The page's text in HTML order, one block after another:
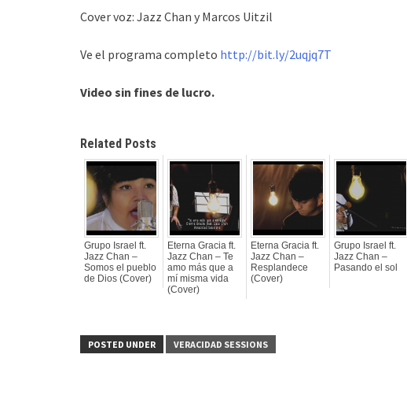
Cover voz: Jazz Chan y Marcos Uitzil
Ve el programa completo http://bit.ly/2uqjq7T
Video sin fines de lucro.
Related Posts
Grupo Israel ft.
Jazz Chan –
Somos el pueblo
de Dios (Cover)
Eterna Gracia ft.
Jazz Chan – Te
amo más que a
mí misma vida
(Cover)
Eterna Gracia ft.
Jazz Chan –
Resplandece
(Cover)
Grupo Israel ft.
Jazz Chan –
Pasando el sol
POSTED UNDER VERACIDAD SESSIONS